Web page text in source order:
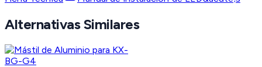
Alternativas Similares